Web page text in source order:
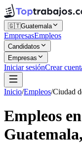
🇬🇹Guatemala
EmpresasEmpleos
Candidatos
Empresas
Iniciar sesiónCrear
Inicio/Empleos/Ciudad
Empleos